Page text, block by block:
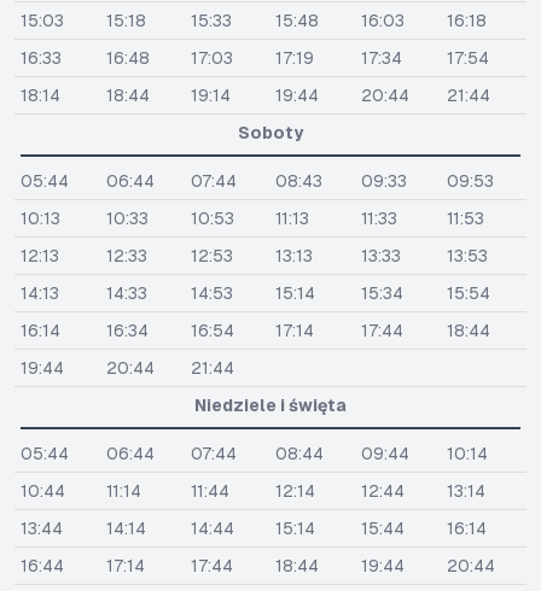
15:03
15:18 15:33 15:48 16:03
16:18
16:33
16:48 17:03 17:19 17:34
17:54
18:14
18:44 19:14 19:44 20:44
21:44
Soboty
05:44 06:44 07:44 08:43 09:33
09:53
10:13
10:33 10:53 11:13 11:33
11:53
12:13
12:33 12:53 13:13 13:33
13:53
14:13
14:33 14:53 15:14 15:34
15:54
16:14
16:34 16:54 17:14 17:44
18:44
19:44
20:44
21:44
Niedziele i święta
05:44 06:44 07:44 08:44 09:44
10:14
10:44
11:14 11:44 12:14 12:44
13:14
13:44
14:14 14:44 15:14 15:44
16:14
16:44
17:14 17:44 18:44 19:44
20:44